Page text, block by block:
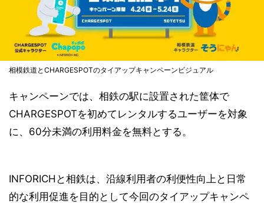
相模鉄道とCHARGESPOTのタイアップキャンペーンビジュアル
キャンペーンでは、相鉄の駅に設置された筐体で
CHARGESPOTを初めてレンタルするユーザーを対象
に、60分未満の利用料金を無料とする。
INFORICHと相鉄は、沿線利用者の利便性向上と日常
的な利用促進を目的として今回のタイアップキャンペ